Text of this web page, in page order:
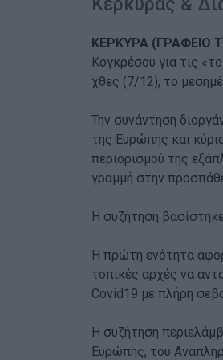
Κέρκυρας &
ΚΕΡΚΥΡΑ
Κογκρέσου για τις
χθες (7/12), το
Την συνάντηση
της Ευρώπης και
περιορισμού της
γραμμή στην
Η συζήτηση
Η πρώτη ενότητα
τοπικές αρχές να
Covid19 με πλήρη
Η συζήτηση
Ευρώπης, του